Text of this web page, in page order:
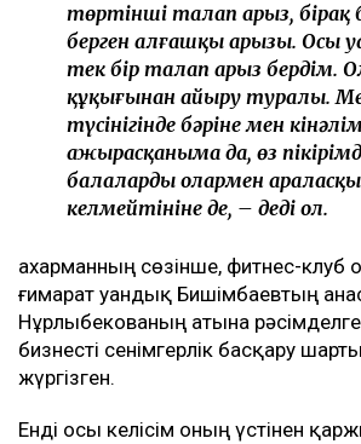
төртінші талап арыз, бірақ
берген алғашқы арызы. Осы
тек бір талап арыз бердім.
құқығынан айыру туралы.
түсінігінде бәріне мен
ажырасқаныма да, өз
балалардың олармен
келмейтініне де, – деді ол.
Қахарманның сөзінше, фитнес-клуб
ғимарат Қуандық Бишімбаевтың
Нұрлыбекованың атына
бизнесті сенімгерлік басқару
жүргізген.
Енді осы келісім оның үстінен